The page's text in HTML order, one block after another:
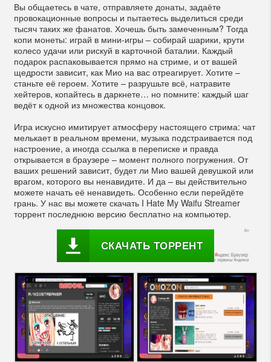
Вы общаетесь в чате, отправляете донаты, задаёте
провокационные вопросы и пытаетесь выделиться среди
тысяч таких же фанатов. Хочешь быть замеченным? Тогда
копи монеты: играй в мини-игры – собирай шарики, крути
колесо удачи или рискуй в карточной баталии. Каждый
подарок распаковывается прямо на стриме, и от вашей
щедрости зависит, как Мио на вас отреагирует. Хотите –
станьте её героем. Хотите – разрушьте всё, натравите
хейтеров, копайтесь в даркнете… но помните: каждый шаг
ведёт к одной из множества концовок.
Игра искусно имитирует атмосферу настоящего стрима: чат
мелькает в реальном времени, музыка подстраивается под
настроение, а иногда ссылка в переписке и правда
открывается в браузере – момент полного погружения. От
ваших решений зависит, будет ли Мио вашей девушкой или
врагом, которого вы ненавидите. И да – вы действительно
можете начать её ненавидеть. Особенно если перейдёте
грань. У нас вы можете скачать I Hate My Waifu Streamer
торрент последнюю версию бесплатно на компьютер.
СКАЧАТЬ ТОРРЕНТ